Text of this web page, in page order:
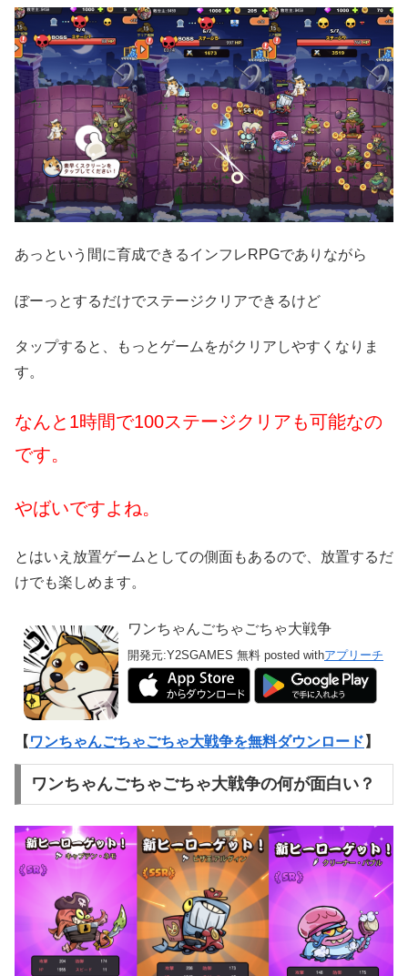
あっという間に育成できるインフレRPGでありながら
ぼーっとするだけでステージクリアできるけど
タップすると、もっとゲームをがクリアしやすくなりま
す。
なんと1時間で100ステージクリアも可能なの
です。
やばいですよね。
とはいえ放置ゲームとしての側面もあるので、放置するだ
けでも楽しめます。
ワンちゃんごちゃごちゃ大戦争
開発元:Y2SGAMES 無料 posted withアプリーチ
【 ワンちゃんごちゃごちゃ大戦争を無料ダウンロード 】
ワンちゃんごちゃごちゃ大戦争の何が面白い？